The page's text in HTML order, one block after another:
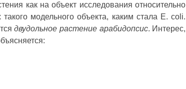
как на объект исследования относительно
модельного объекта, каким стала Е. coli.
двудольное растение арабидопсис. Интерес,